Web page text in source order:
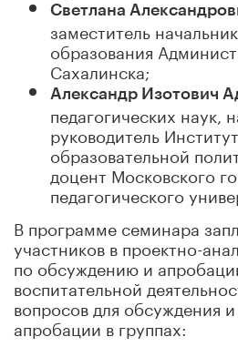
Светлана
заместитель
образования
Сахалинска;
Александр Изотович
педагогических наук,
руководитель
образовательной
доцент Московского
педагогического
В программе семинара
участников в проектно-
по обсуждению и
воспитательной
вопросов для обсуждения
апробации в группах: